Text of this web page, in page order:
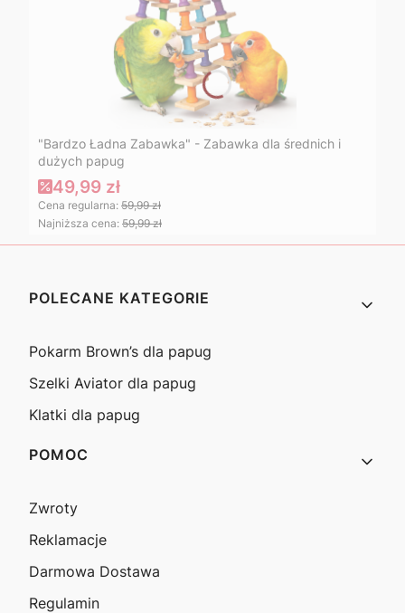
"Bardzo Ładna Zabawka" - Zabawka dla średnich i
dużych papug
49,99 zł
Cena regularna: 59,99 zł
Najniższa cena: 59,99 zł
Linki w stopce
POLECANE KATEGORIE
Pokarm Brown’s dla papug
Szelki Aviator dla papug
Klatki dla papug
POMOC
Zwroty
Reklamacje
Darmowa Dostawa
Regulamin